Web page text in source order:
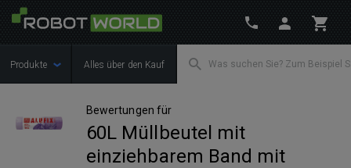
Produkte Alles über den Kauf
Bewertungen für
60L Müllbeutel mit
einziehbarem Band mit